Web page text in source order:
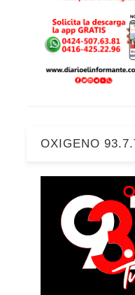
OXIGENO